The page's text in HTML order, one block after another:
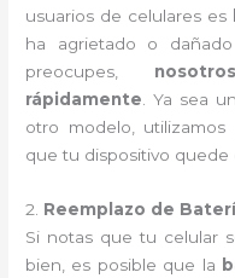
usuarios de celulares es
ha agrietado o
preocupes,
rápidamente . Ya sea un
otro modelo, utilizamos
que tu dispositivo quede
2. Reemplazo de
Si notas que tu celular
bien, es posible que la